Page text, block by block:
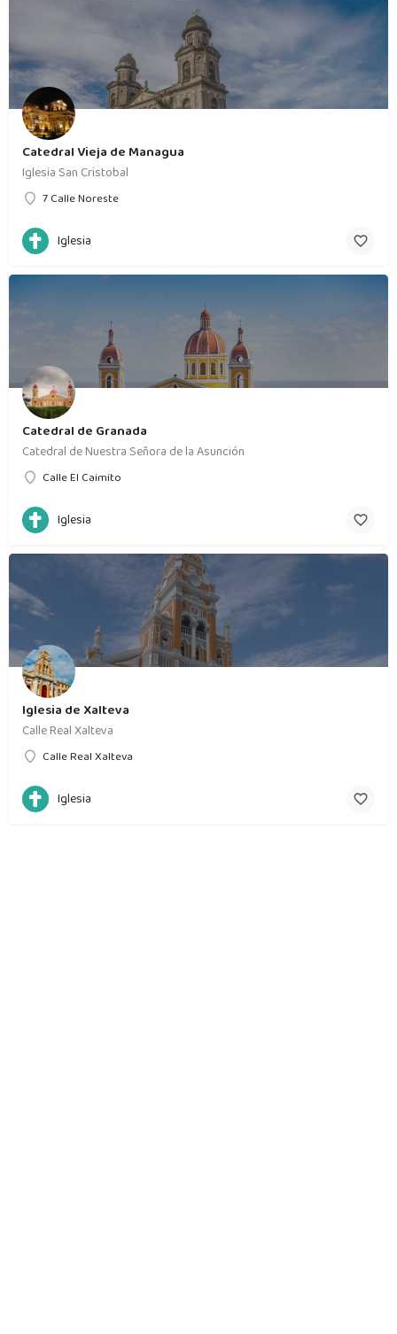
Catedral Vieja de Managua
Iglesia San Cristobal
7 Calle Noreste
Iglesia
Catedral de Granada
Catedral de Nuestra Señora de la Asunción
Calle El Caimito
Iglesia
Iglesia de Xalteva
Calle Real Xalteva
Calle Real Xalteva
Iglesia